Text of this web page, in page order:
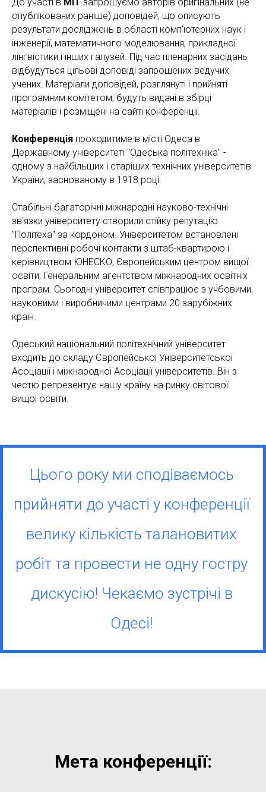
опублікованих раніше) доповідей, що описують
результати досліджень в області комп'ютерних наук і
інженерії, математичного моделювання, прикладної
лінгвістики і інших галузей. Під час пленарних засідань
відбудуться цільові доповіді запрошених ведучих
учених. Матеріали доповідей, розглянуті і прийняті
програмним комітетом, будуть видані в збірці
матеріалів і розміщені на сайті конференції.
Конференція проходитиме в місті Одеса в
Державному університеті "Одеська політехніка" -
одному з найбільших і старіших технічних університетів
України, заснованому в 1918 році.
Стабільні багаторічні міжнародні науково-технічні
зв'язки університету створили стійку репутацію
"Політеха" за кордоном. Університетом встановлені
перспективні робочі контакти з штаб-квартирою і
керівництвом ЮНЕСКО, Європейським центром вищої
освіти, Генеральним агентством міжнародних освітніх
програм. Сьогодні університет співпрацює з учбовими,
науковими і виробничими центрами 20 зарубіжних
країн.
Одеський національний політехнічний університет
входить до складу Європейської Університетської
Асоціації і міжнародної Асоціації університетів. Він з
честю репрезентує нашу країну на ринку світової
вищої освіти.
Цього року ми сподіваємось
прийняти до участі у конференції
велику кількість талановитих
робіт та провести не одну гостру
дискусію! Чекаємо зустрічі в
Одесі!
Мета конференції: